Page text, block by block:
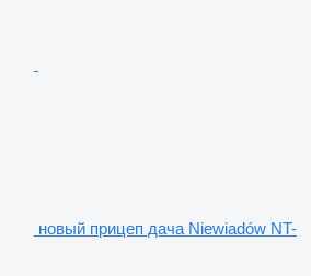
новый прицеп дача Niewiadów NT-